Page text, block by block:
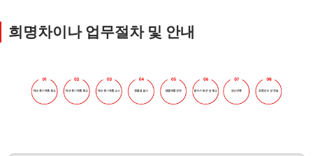
희명차이나 업무절차 및 안내